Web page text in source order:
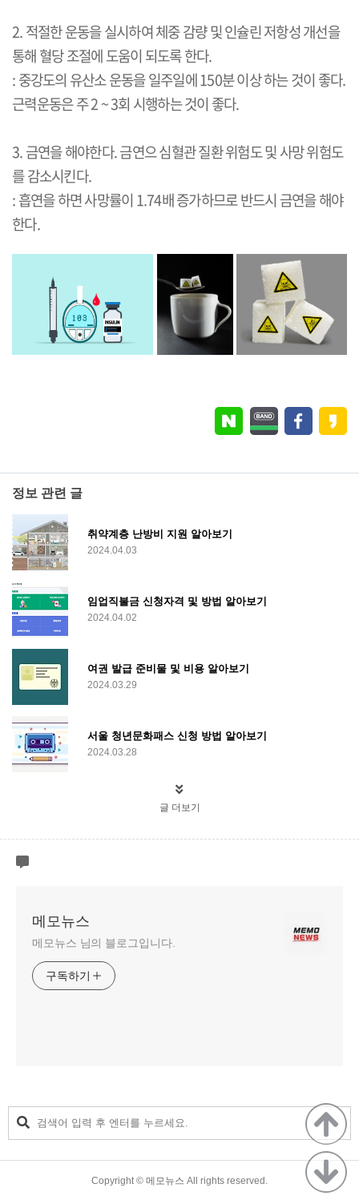
2. 적절한 운동을 실시하여 체중 감량 및 인슐린 저항성 개선을
통해 혈당 조절에 도움이 되도록 한다.
: 중강도의 유산소 운동을 일주일에 150분 이상 하는 것이 좋다.
근력운동은 주 2 ~ 3회 시행하는 것이 좋다.
3. 금연을 해야한다. 금연으 심혈관 질환 위험도 및 사망 위험도
를 감소시킨다.
: 흡연을 하면 사망률이 1.74배 증가하므로 반드시 금연을 해야
한다.
정보 관련 글
취약계층 난방비 지원 알아보기
2024.04.03
임업직불금 신청자격 및 방법 알아보기
2024.04.02
여권 발급 준비물 및 비용 알아보기
2024.03.29
서울 청년문화패스 신청 방법 알아보기
2024.03.28
글 더보기
메모뉴스
메모뉴스 님의 블로그입니다.
구독하기
Copyright © 메모뉴스 All rights reserved.
TistoryWhaleSkin3.4